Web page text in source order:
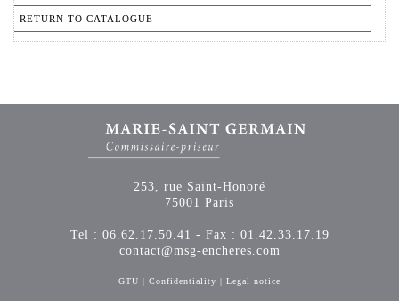
RETURN TO CATALOGUE
253, rue Saint-Honoré
75001 Paris
Tel : 06.62.17.50.41 - Fax : 01.42.33.17.19
contact@msg-encheres.com
GTU | Confidentiality | Legal notice